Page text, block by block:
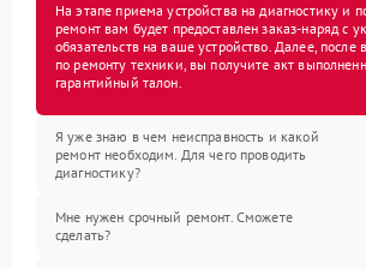
На этапе приема устройства на диагностику и
ремонт вам будет предоставлен заказ-наряд с
обязательств на ваше устройство. Далее, после
по ремонту техники, вы получите акт
гарантийный талон.
Я уже знаю в чем неисправность и какой
ремонт необходим. Для чего проводить
диагностику?
Мне нужен срочный ремонт. Сможете
сделать?